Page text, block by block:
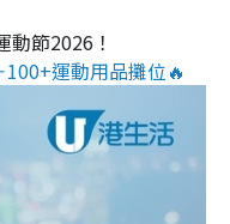
動節2026！
運動用品攤位🔥